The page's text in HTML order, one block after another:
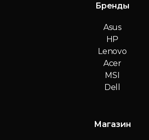
Бренды
Asus
HP
Lenovo
Acer
MSI
Dell
Магазин